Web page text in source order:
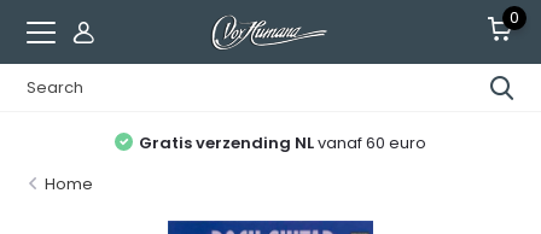
0
Gratis verzending NLvanaf 60 euro
Home